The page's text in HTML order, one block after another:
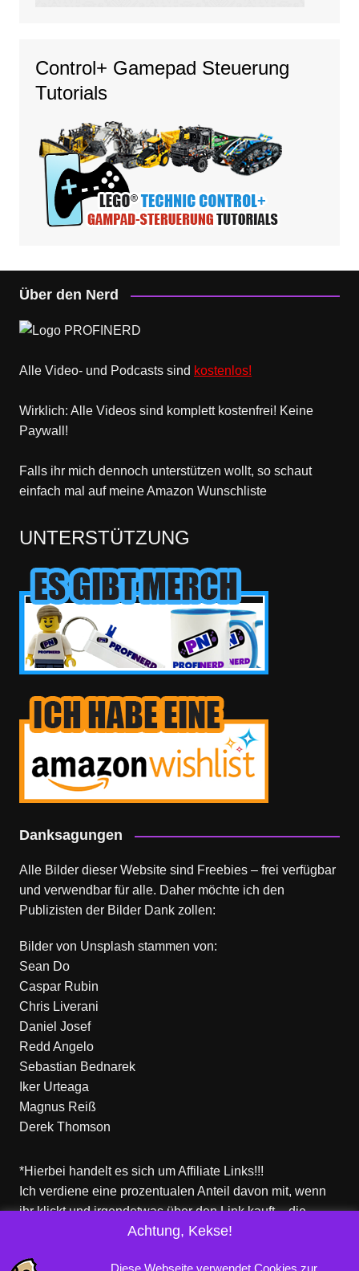
Control+ Gamepad Steuerung
Tutorials
Über den Nerd
Alle Video- und Podcasts sind kostenlos!
Wirklich: Alle Videos sind komplett kostenfrei! Keine
Paywall!
Falls ihr mich dennoch unterstützen wollt, so schaut
einfach mal auf meine Amazon Wunschliste
UNTERSTÜTZUNG
Danksagungen
Alle Bilder dieser Website sind Freebies – frei verfügbar
und verwendbar für alle. Daher möchte ich den
Publizisten der Bilder Dank zollen:
Bilder von Unsplash stammen von:
Sean Do
Caspar Rubin
Chris Liverani
Daniel Josef
Redd Angelo
Sebastian Bednarek
Iker Urteaga
Magnus Reiß
Derek Thomson
*Hierbei handelt es sich um Affiliate Links!!!
Ich verdiene eine prozentualen Anteil davon mit, wenn
ihr klickt und irgendetwas über den Link kauft – die
Produkte dort sind aber nicht von mir!
Achtung, Kekse!
Diese Webseite verwendet Cookies zur